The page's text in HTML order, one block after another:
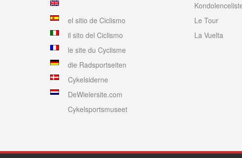
el sitio de Ciclismo
il sito del Ciclismo
le site du Cyclisme
die Radsportseiten
Cykelsiderne
DeWielersite.com
Cykelsportsmuseet
Le Tour
La Vuelta